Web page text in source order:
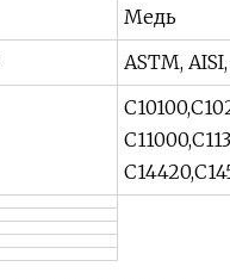
Медь
ASTM,